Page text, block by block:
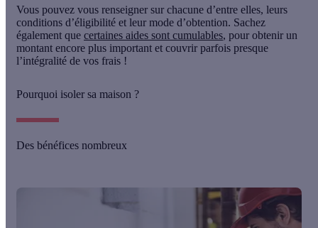
Vous pouvez vous renseigner sur chacune d’entre elles, leurs
conditions d’éligibilité et leur mode d’obtention. Sachez
également que certaines aides sont cumulables, pour obtenir un
montant encore plus important et couvrir parfois presque
l’intégralité de vos frais !
Pourquoi isoler sa maison ?
Des bénéfices nombreux